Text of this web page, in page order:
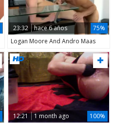
23:32 hace 6 años
75%
Logan Moore And Andro Maas
12:21 1 month ago 100%